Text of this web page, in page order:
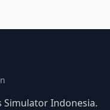
Indonesia.